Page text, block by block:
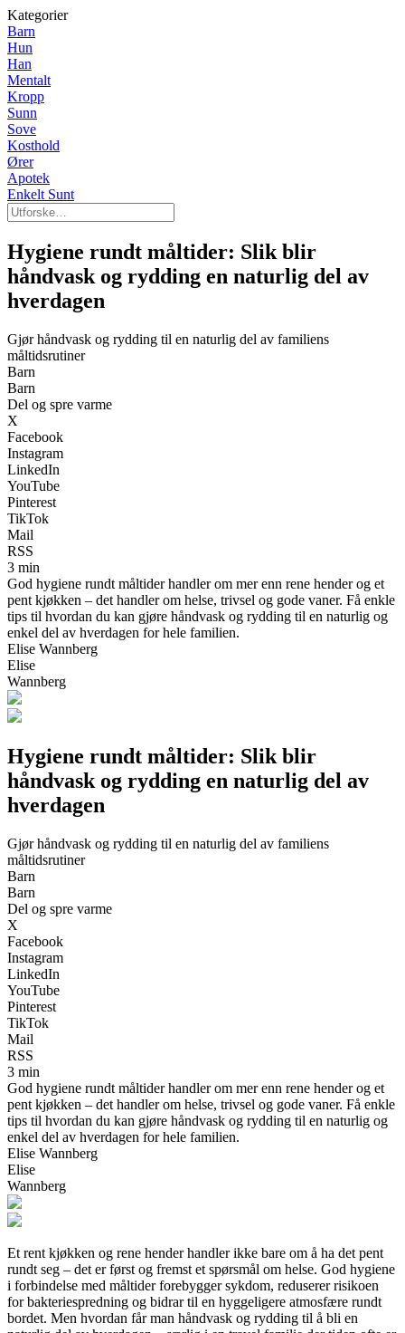
Kategorier
Barn
Hun
Han
Mentalt
Kropp
Sunn
Sove
Kosthold
Ører
Apotek
Enkelt Sunt
Hygiene rundt måltider: Slik blir
håndvask og rydding en naturlig del av
hverdagen
Gjør håndvask og rydding til en naturlig del av familiens
måltidsrutiner
Barn
Barn
Del og spre varme
X
Facebook
Instagram
LinkedIn
YouTube
Pinterest
TikTok
Mail
RSS
3 min
God hygiene rundt måltider handler om mer enn rene hender og et
pent kjøkken – det handler om helse, trivsel og gode vaner. Få enkle
tips til hvordan du kan gjøre håndvask og rydding til en naturlig og
enkel del av hverdagen for hele familien.
Elise Wannberg
Elise
Wannberg
Hygiene rundt måltider: Slik blir
håndvask og rydding en naturlig del av
hverdagen
Gjør håndvask og rydding til en naturlig del av familiens
måltidsrutiner
Barn
Barn
Del og spre varme
X
Facebook
Instagram
LinkedIn
YouTube
Pinterest
TikTok
Mail
RSS
3 min
God hygiene rundt måltider handler om mer enn rene hender og et
pent kjøkken – det handler om helse, trivsel og gode vaner. Få enkle
tips til hvordan du kan gjøre håndvask og rydding til en naturlig og
enkel del av hverdagen for hele familien.
Elise Wannberg
Elise
Wannberg
Et rent kjøkken og rene hender handler ikke bare om å ha det pent
rundt seg – det er først og fremst et spørsmål om helse. God hygiene
i forbindelse med måltider forebygger sykdom, reduserer risikoen
for bakteriespredning og bidrar til en hyggeligere atmosfære rundt
bordet. Men hvordan får man håndvask og rydding til å bli en